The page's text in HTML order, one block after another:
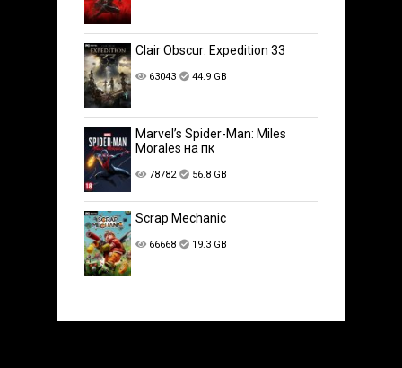
Clair Obscur: Expedition 33
63043 44.9 GB
Marvel’s Spider-Man: Miles
Morales на пк
78782 56.8 GB
Scrap Mechanic
66668 19.3 GB